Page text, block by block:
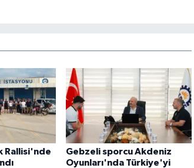
Rallisi'nde
Gebzeli sporcu Akdeniz
Oyunları'nda Türkiye'yi